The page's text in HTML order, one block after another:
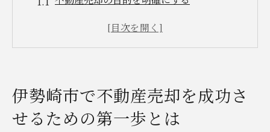
伊勢崎市の不動産市場を調査する
売却プロセスの概要を把握する
地域市場を活かした伊勢崎市の不動産売却戦略
伊勢崎市で不動産売却を成功さ
せるための第一歩とは